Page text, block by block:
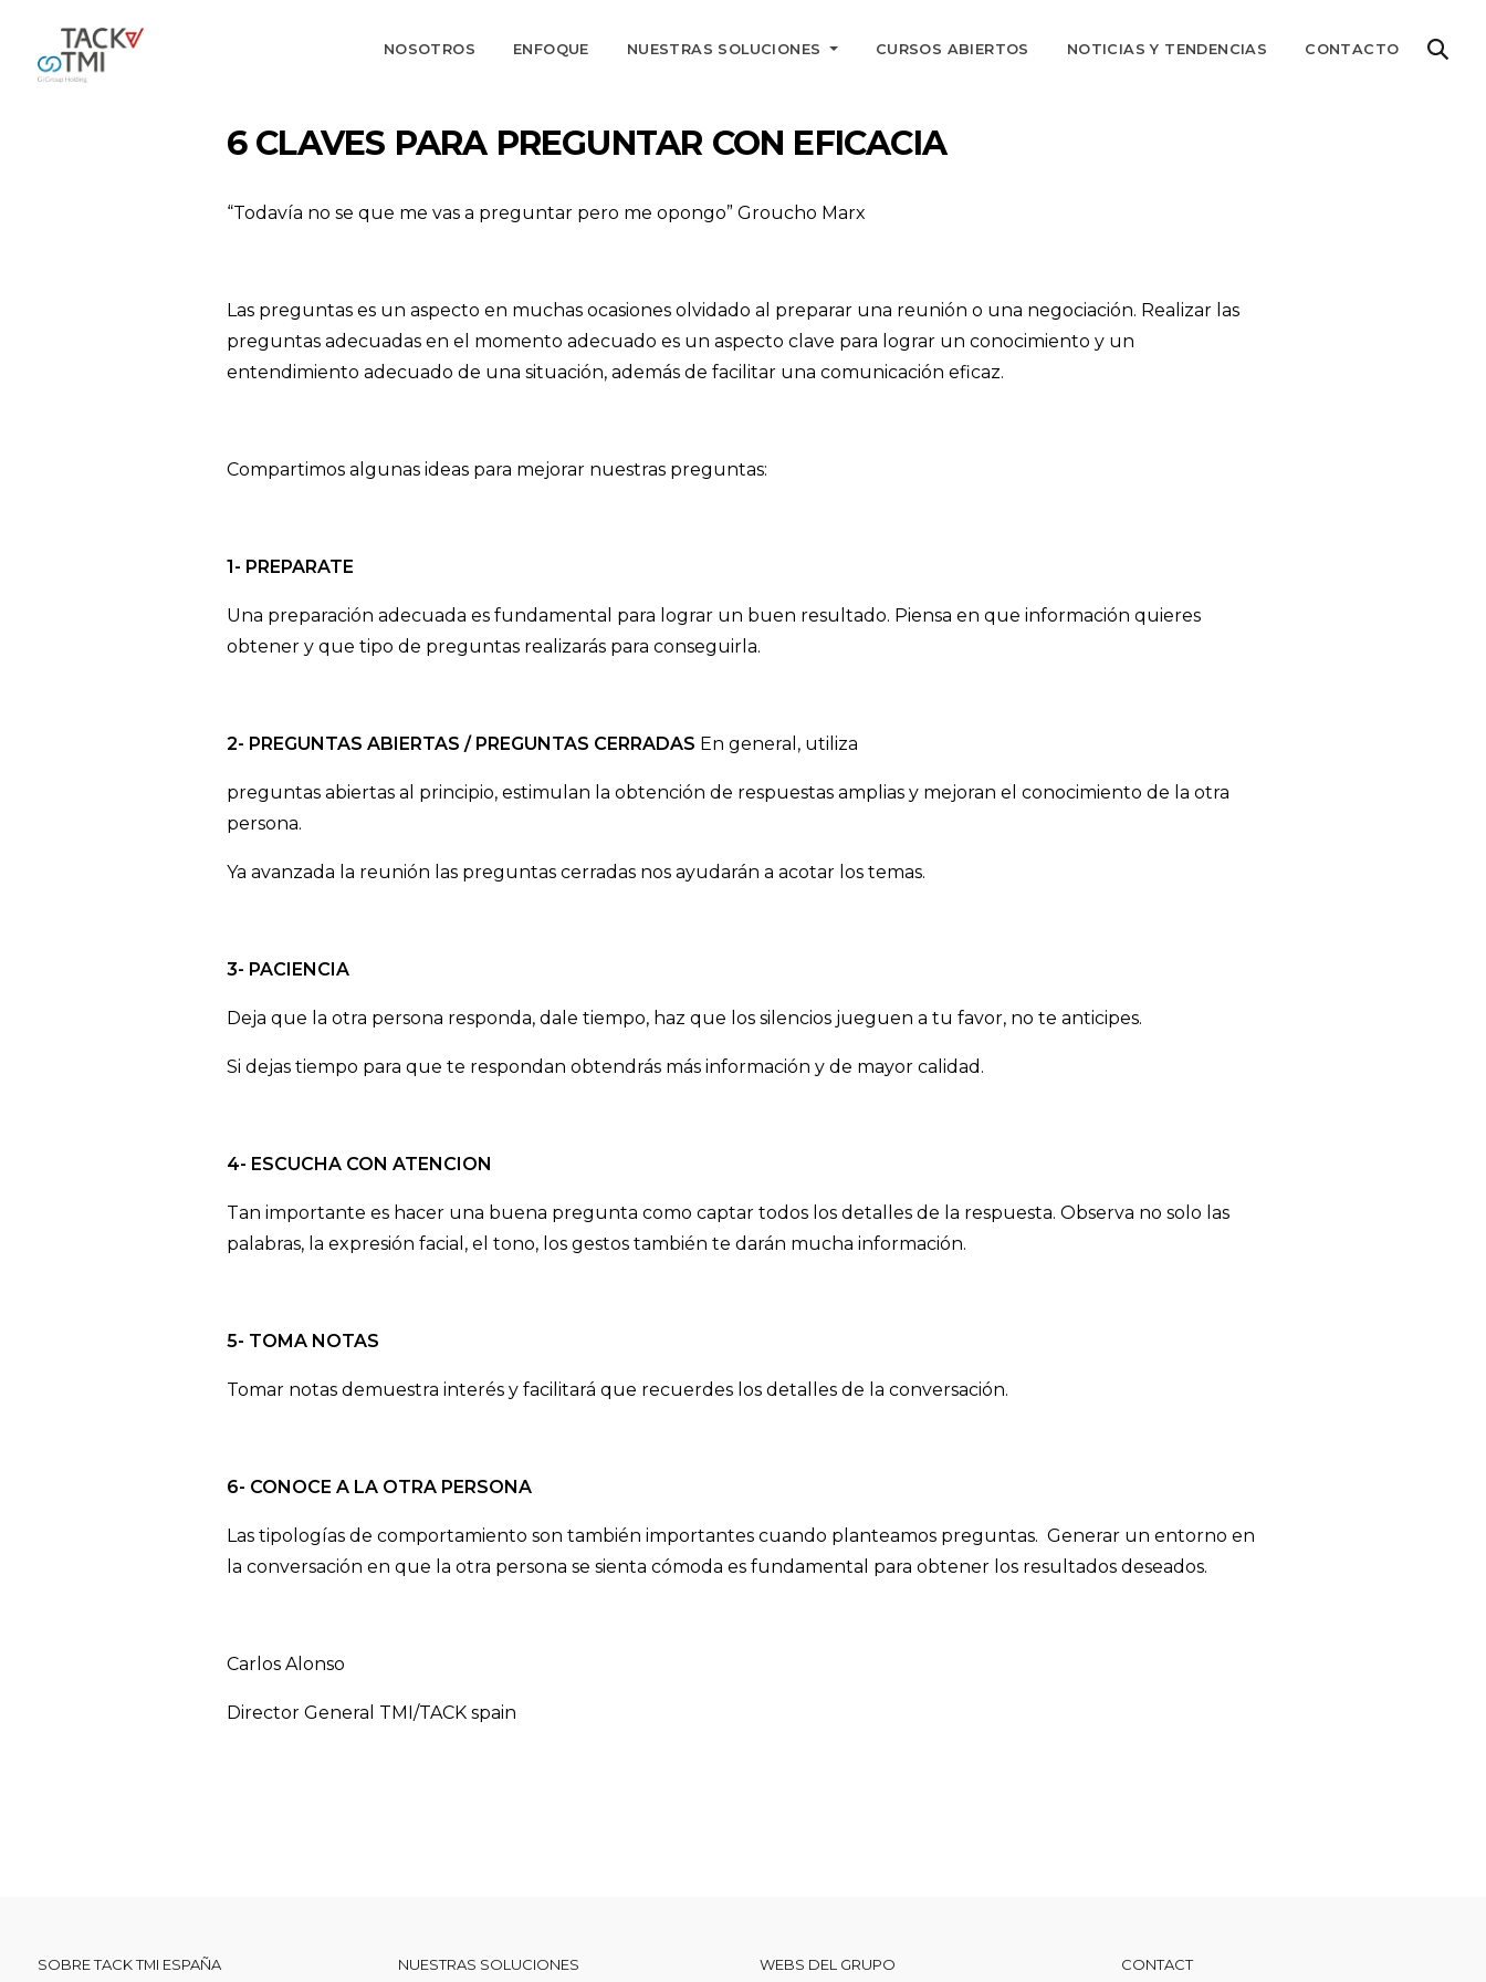
NOSOTROS ENFOQUE NUESTRAS SOLUCIONES CURSOS ABIERTOS NOTICIAS Y TENDENCIAS CONTACTO
6 CLAVES PARA PREGUNTAR CON EFICACIA
“Todavía no se que me vas a preguntar pero me opongo” Groucho Marx
Las preguntas es un aspecto en muchas ocasiones olvidado al preparar una reunión o una negociación. Realizar las
preguntas adecuadas en el momento adecuado es un aspecto clave para lograr un conocimiento y un
entendimiento adecuado de una situación, además de facilitar una comunicación eficaz.
Compartimos algunas ideas para mejorar nuestras preguntas:
1- PREPARATE
Una preparación adecuada es fundamental para lograr un buen resultado. Piensa en que información quieres
obtener y que tipo de preguntas realizarás para conseguirla.
2- PREGUNTAS ABIERTAS / PREGUNTAS CERRADAS En general, utiliza
preguntas abiertas al principio, estimulan la obtención de respuestas amplias y mejoran el conocimiento de la otra
persona.
Ya avanzada la reunión las preguntas cerradas nos ayudarán a acotar los temas.
3- PACIENCIA
Deja que la otra persona responda, dale tiempo, haz que los silencios jueguen a tu favor, no te anticipes.
Si dejas tiempo para que te respondan obtendrás más información y de mayor calidad.
4- ESCUCHA CON ATENCION
Tan importante es hacer una buena pregunta como captar todos los detalles de la respuesta. Observa no solo las
palabras, la expresión facial, el tono, los gestos también te darán mucha información.
5- TOMA NOTAS
Tomar notas demuestra interés y facilitará que recuerdes los detalles de la conversación.
6- CONOCE A LA OTRA PERSONA
Las tipologías de comportamiento son también importantes cuando planteamos preguntas. Generar un entorno en
la conversación en que la otra persona se sienta cómoda es fundamental para obtener los resultados deseados.
Carlos Alonso
Director General TMI/TACK spain
SOBRE TACK TMI ESPAÑA NUESTRAS SOLUCIONES WEBS DEL GRUPO CONTACT